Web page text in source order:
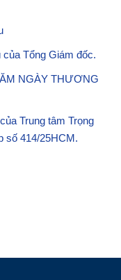
Tổng Giám đốc.
NGÀY THƯƠNG
Trung tâm Trọng
số 414/25HCM.